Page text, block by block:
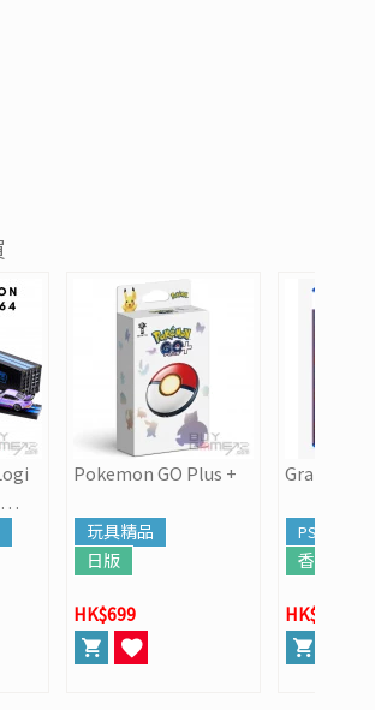
Pokemon GO Plus +
玩具精品
日版
HK$699
Grand
PS5
香港版
HK$568